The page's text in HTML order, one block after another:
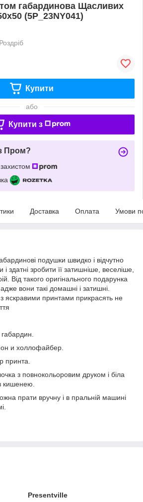
габардинова Щасливих
(5P_23NY041)
Роздріб
Купити
або
Купити з
Пром?
Доставка Оплата Умови
подушки швидко і відчутно
і здатні зробити її затишніше, веселіше,
Від такого оригінального подарунка
вони такі домашні і затишні.
яскравими принтами прикрасять не
габардин.
и холлофайбер.
принта.
з повнокольоровим друком і біла
кишенею.
прати вручну і в пральній машині
Presentville